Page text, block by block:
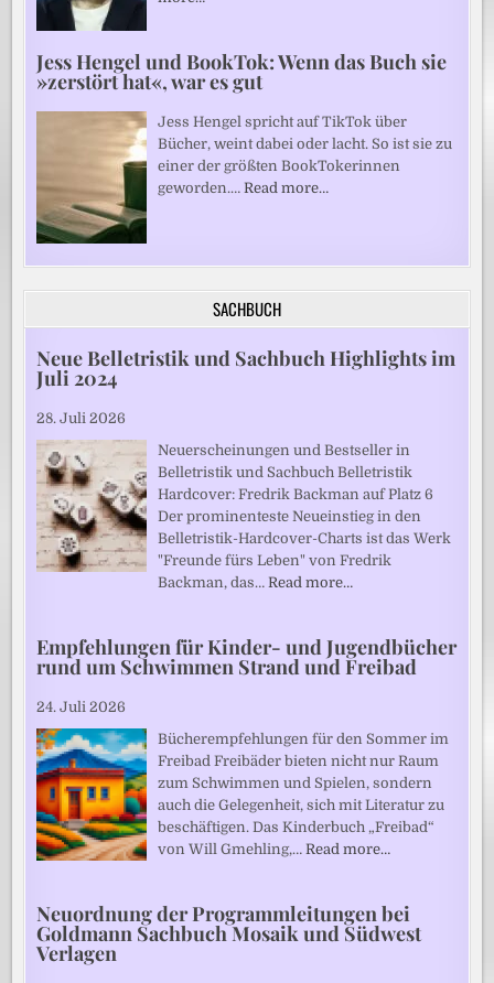
Jess Hengel und BookTok: Wenn das Buch sie
»zerstört hat«, war es gut
Jess Hengel spricht auf TikTok über
Bücher, weint dabei oder lacht. So ist sie zu
einer der größten BookTokerinnen
geworden.…Read more…
SACHBUCH
Neue Belletristik und Sachbuch Highlights im
Juli 2024
28. Juli 2026
Neuerscheinungen und Bestseller in
Belletristik und Sachbuch Belletristik
Hardcover: Fredrik Backman auf Platz 6
Der prominenteste Neueinstieg in den
Belletristik-Hardcover-Charts ist das Werk
"Freunde fürs Leben" von Fredrik
Backman, das…Read more…
Empfehlungen für Kinder- und Jugendbücher
rund um Schwimmen Strand und Freibad
24. Juli 2026
Bücherempfehlungen für den Sommer im
Freibad Freibäder bieten nicht nur Raum
zum Schwimmen und Spielen, sondern
auch die Gelegenheit, sich mit Literatur zu
beschäftigen. Das Kinderbuch „Freibad“
von Will Gmehling,…Read more…
Neuordnung der Programmleitungen bei
Goldmann Sachbuch Mosaik und Südwest
Verlagen